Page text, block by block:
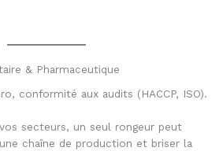
& Pharmaceutique
conformité aux audits (HACCP, ISO).
secteurs, un seul rongeur peut
chaîne de production et briser la